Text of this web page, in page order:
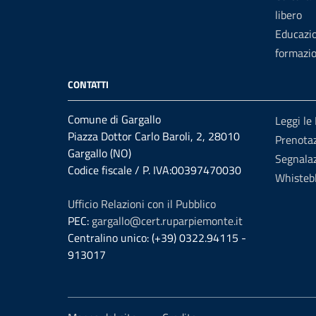
libero
CONTATTI
Comune di Gargallo
Piazza Dottor Carlo Baroli, 2, 28010
Gargallo (NO)
Codice fiscale / P. IVA:00397470030
Ufficio Relazioni con il Pubblico
PEC: gargallo@cert.ruparpiemonte.it
Centralino unico: (+39) 0322.94115 -
913017
Leggi le